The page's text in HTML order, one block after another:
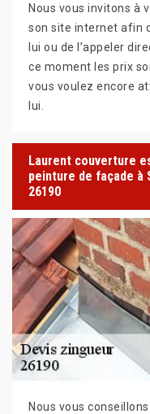
Nous vous invitons à
son site internet afin
lui ou de l’appeler
ce moment les prix
vous voulez encore
lui.
Laurent couverture
peinture de façade à
26190
Nous vous